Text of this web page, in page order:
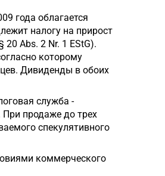
года облагается
налогу на прирост
Abs. 2 Nr. 1 EStG).
которому
Дивиденды в обоих
служба -
При продаже до трех
спекулятивного
коммерческого